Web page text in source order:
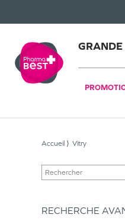
Accueil Vitry
RECHERCHE